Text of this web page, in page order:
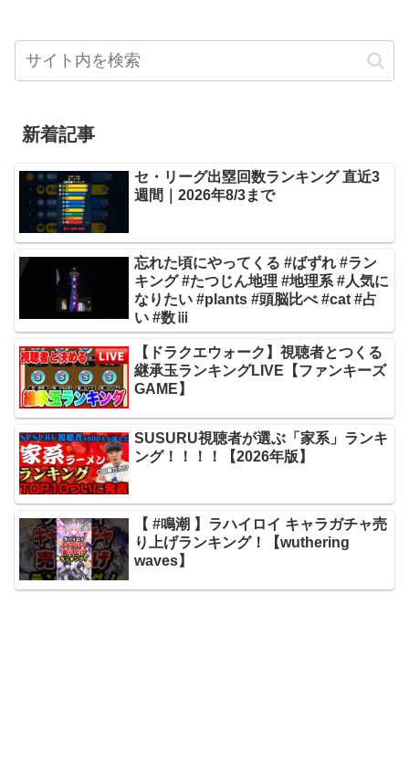
新着記事
セ・リーグ出塁回数ランキング 直近3
週間｜2026年8/3まで
忘れた頃にやってくる #ばずれ #ラン
キング #たつじん地理 #地理系 #人気に
なりたい #plants #頭脳比べ #cat #占
い #数ⅲ
【ドラクエウォーク】視聴者とつくる
継承玉ランキングLIVE【ファンキーズ
GAME】
SUSURU視聴者が選ぶ「家系」ランキ
ング！！！！【2026年版】
【 #鳴潮 】ラハイロイ キャラガチャ売
り上げランキング！【wuthering
waves】